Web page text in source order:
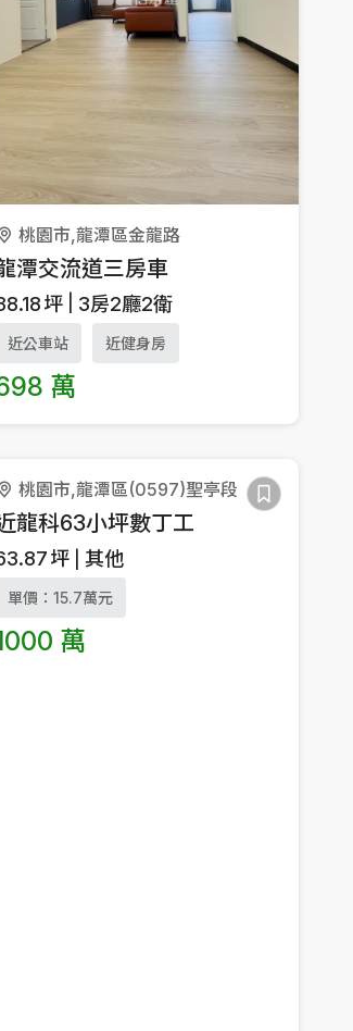
桃園市,龍潭區金龍路
潭交流道三房車
坪 3房2廳2衛
近公車站 近健身房
萬
桃園市,龍潭區(0597)聖亭段
龍科63小坪數丁工
坪 其他
單價：15.7萬元
萬